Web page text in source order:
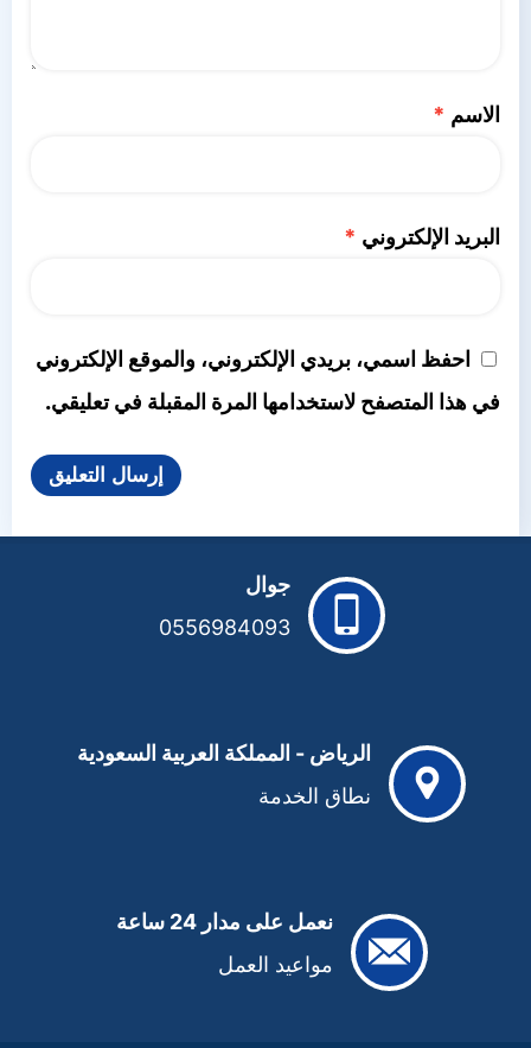
الاسم *
البريد الإلكتروني *
احفظ اسمي، بريدي الإلكتروني، والموقع الإلكتروني
في هذا المتصفح لاستخدامها المرة المقبلة في تعليقي.
جوال
0556984093
الرياض - المملكة العربية السعودية
نطاق الخدمة
نعمل على مدار 24 ساعة
مواعيد العمل